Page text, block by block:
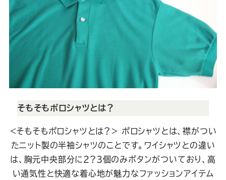
そもそもポロシャツとは？
＜そもそもポロシャツとは？＞ ポロシャツとは、襟がつい
たニット製の半袖シャツのことです。ワイシャツとの違い
は、胸元中央部分に2?3個のみボタンがついており、高
い通気性と快適な着心地が魅力なファッションアイテム